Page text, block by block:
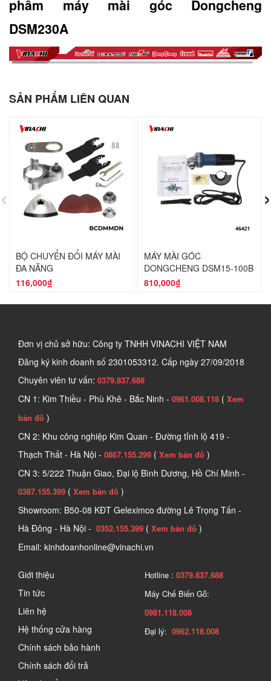
phẩm máy mài góc Dongcheng
DSM230A
SẢN PHẨM LIÊN QUAN
BỘ CHUYỂN ĐỔI MÁY MÀI
ĐA NĂNG
116,000₫
MÁY MÀI GÓC
DONGCHENG DSM15-100B
810,000₫
‹ ›
Đơn vị chủ sở hữu: Công ty TNHH VINACHI VIỆT NAM
Đăng ký kinh doanh số 2301053312. Cấp ngày 27/09/2018
Chuyên viên tư vấn: 0379.837.688
CN 1: Kim Thiều - Phù Khê - Bắc Ninh - 0961.008.118 ( Xem
bản đồ )
CN 2: Khu công nghiệp Kim Quan - Đường tỉnh lộ 419 -
Thạch Thất - Hà Nội - 0867.155.299 ( Xem bản đồ )
CN 3: 5/222 Thuận Giao, Đại lộ Bình Dương, Hồ Chí Minh -
0387.155.399 ( Xem bản đồ )
Showroom: B50-08 KĐT Geleximco đường Lê Trọng Tấn -
Hà Đông - Hà Nội - 0352.155.399 ( Xem bản đồ )
Email: kinhdoanhonline@vinachi.vn
Giới thiệu
Tin tức
Liên hệ
Hệ thống cửa hàng
Chính sách bảo hành
Chính sách đổi trả
Hotline : 0379.837.688
Máy Chế Biến Gỗ:
0981.118.008
Đại lý: 0962.118.008